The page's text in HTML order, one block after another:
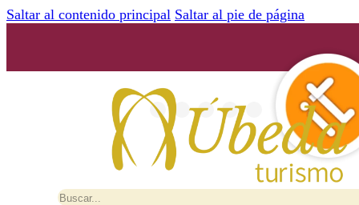
Saltar al contenido principal Saltar al pie de página
Buscar